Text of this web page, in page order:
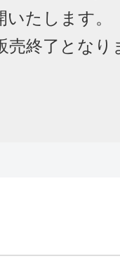
たします。
売終了となり